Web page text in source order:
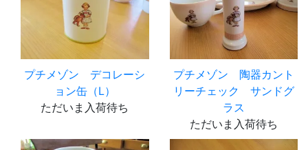
プチメゾン デコレーシ
ョン缶（L）
ただいま入荷待ち
プチメゾン 陶器カント
リーチェック サンドグ
ラス
ただいま入荷待ち